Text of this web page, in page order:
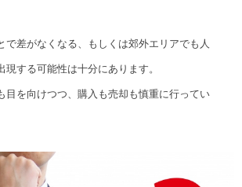
で差がなくなる、もしくは郊外エリアでも人
現する可能性は十分にあります。
目を向けつつ、購入も売却も慎重に行ってい